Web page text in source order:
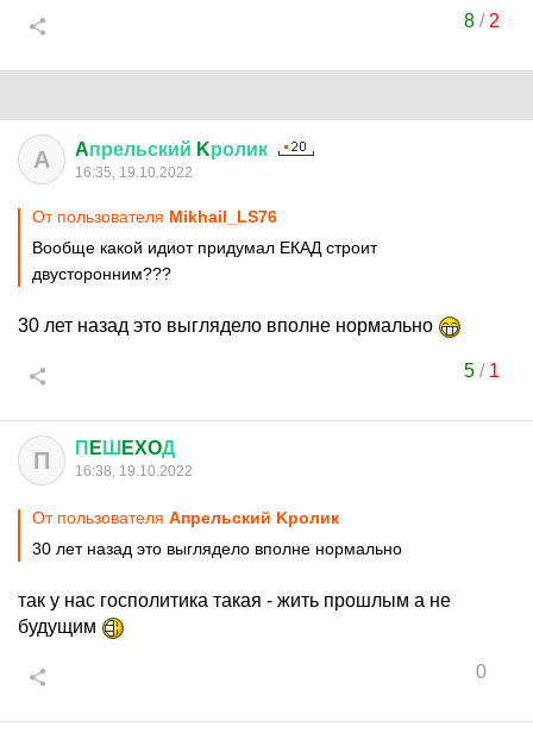
8/ 2
A Aпрельский Kролик
16:35, 19.10.2022
От пользователя Mikhail_LS76
Вообще какой идиот придумал ЕКАД строит
двусторонним???
30 лет назад это выглядело вполне нормально
5/ 1
П П E Ш EXOД
16:38, 19.10.2022
От пользователя Aпрельский Kролик
30 лет назад это выглядело вполне нормально
так у нас госполитика такая - жить прошлым а не
будущим
0